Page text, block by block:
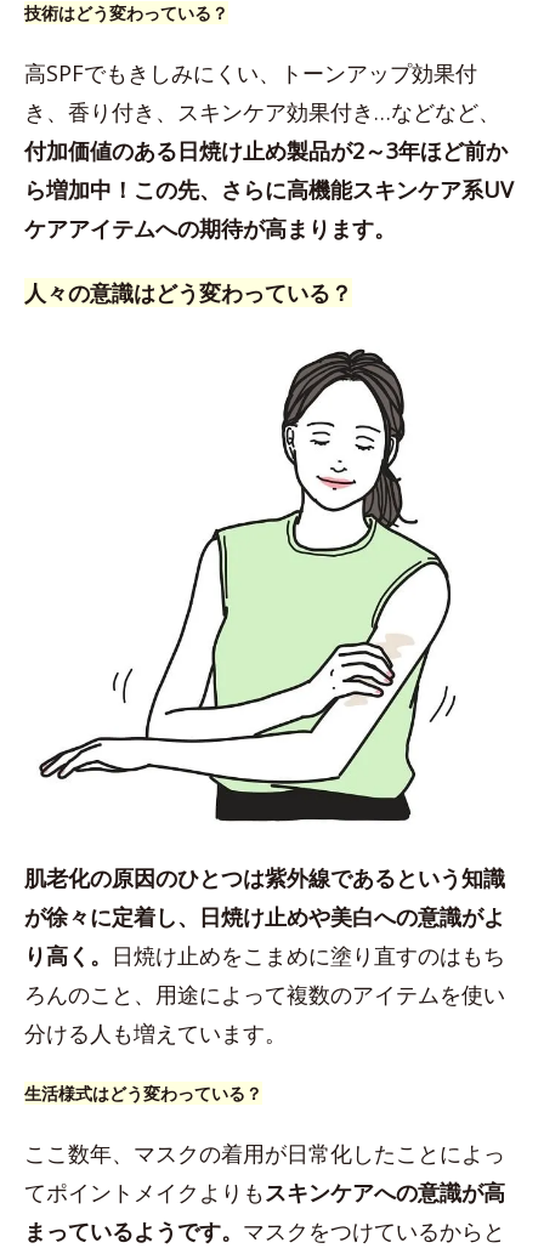
技術はどう変わっている？
高SPFでもきしみにくい、トーンアップ効果付
き、香り付き、スキンケア効果付き…などなど、
付加価値のある日焼け止め製品が2～3年ほど前か
ら増加中！この先、さらに高機能スキンケア系UV
ケアアイテムへの期待が高まります。
人々の意識はどう変わっている？
肌老化の原因のひとつは紫外線であるという知識
が徐々に定着し、日焼け止めや美白への意識がよ
り高く。 日焼け止めをこまめに塗り直すのはもち
ろんのこと、用途によって複数のアイテムを使い
分ける人も増えています。
生活様式はどう変わっている？
ここ数年、マスクの着用が日常化したことによっ
てポイントメイクよりもスキンケアへの意識が高
まっているようです。 マスクをつけているからと